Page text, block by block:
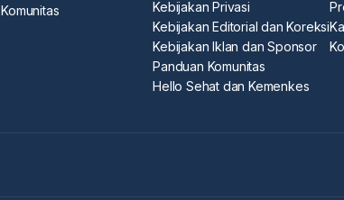
Komunitas
Kebijakan Privasi
Kebijakan Editorial dan Koreksi
Kebijakan Iklan dan Sponsor
Panduan Komunitas
Hello Sehat dan Kemenkes